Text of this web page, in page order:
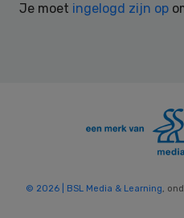
Je moet ingelogd zijn op
© 2026 | BSL Media & Learning,